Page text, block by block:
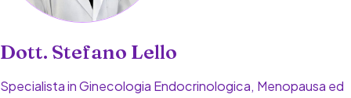
Dott. Stefano Lello
Specialista in Ginecologia Endocrinologica, Menopausa ed